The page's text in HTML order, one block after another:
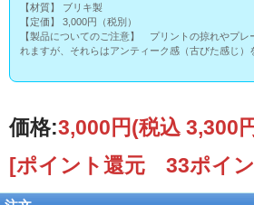
【材質】 ブリキ製
【定価】 3,000円（税別）
【製品についてのご注意】 プリントの掠れやプレ
れますが、それらはアンティーク感（古びた感じ）
価格:3,000円(税込 3,300
[ポイント還元 33ポイ